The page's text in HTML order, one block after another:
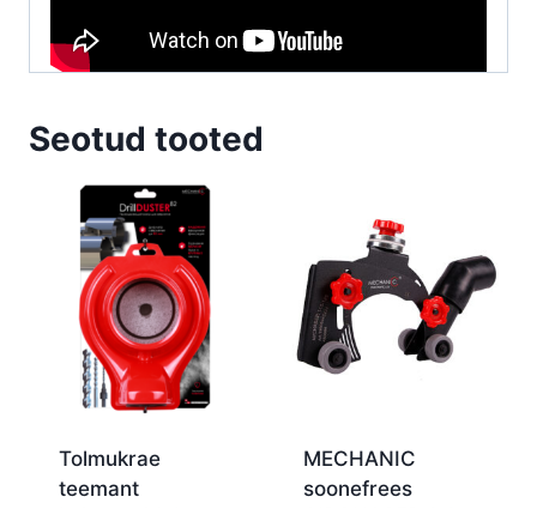
Seotud tooted
Tolmukrae
teemant
MECHANIC
soonefrees